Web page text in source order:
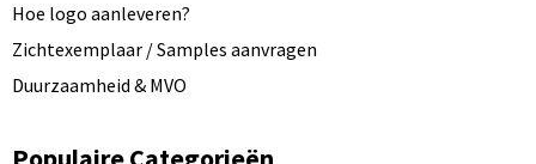
Hoe logo aanleveren?
Zichtexemplaar / Samples aanvragen
Duurzaamheid & MVO